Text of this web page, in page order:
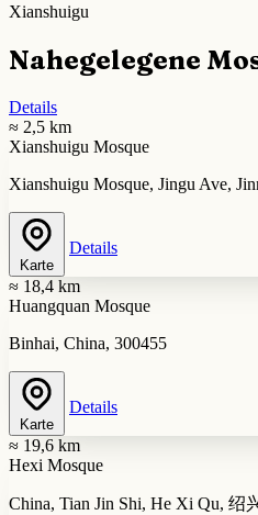
Xianshuigu
Nahegelegene
Details
≈ 2,5 km
Xianshuigu Mosque
Xianshuigu Mosque, Jingu Ave,
Karte
Details
≈ 18,4 km
Huangquan Mosque
Binhai, China, 300455
Karte
Details
≈ 19,6 km
Hexi Mosque
China, Tian Jin Shi, He Xi Qu, 绍